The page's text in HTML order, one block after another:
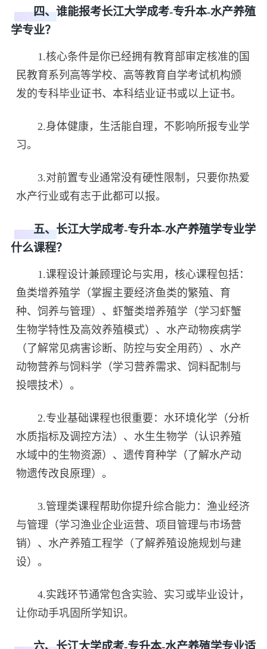
四、谁能报考长江大学成考-专升本-水产养殖
学专业？
1.核心条件是你已经拥有教育部审定核准的国
民教育系列高等学校、高等教育自学考试机构颁
发的专科毕业证书、本科结业证书或以上证书。
2.身体健康，生活能自理，不影响所报专业学
习。
3.对前置专业通常没有硬性限制，只要你热爱
水产行业或有志于此都可以报。
五、长江大学成考-专升本-水产养殖学专业学
什么课程？
1.课程设计兼顾理论与实用，核心课程包括：
鱼类增养殖学（掌握主要经济鱼类的繁殖、育
种、饲养与管理）、虾蟹类增养殖学（学习虾蟹
生物学特性及高效养殖模式）、水产动物疾病学
（了解常见病害诊断、防控与安全用药）、水产
动物营养与饲料学（学习营养需求、饲料配制与
投喂技术）。
2.专业基础课程也很重要：水环境化学（分析
水质指标及调控方法）、水生生物学（认识养殖
水域中的生物资源）、遗传育种学（了解水产动
物遗传改良原理）。
3.管理类课程帮助你提升综合能力：渔业经济
与管理（学习渔业企业运营、项目管理与市场营
销）、水产养殖工程学（了解养殖设施规划与建
设）。
4.实践环节通常包含实验、实习或毕业设计，
让你动手巩固所学知识。
六、长江大学成考-专升本-水产养殖学专业适